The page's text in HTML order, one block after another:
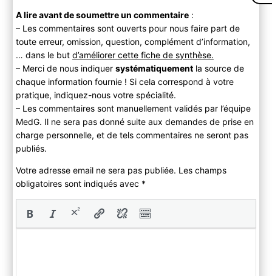
A lire avant de soumettre un commentaire:
– Les commentaires sont ouverts pour nous faire part de
toute erreur, omission, question, complément d’information,
… dans le but d’améliorer cette fiche de synthèse.
– Merci de nous indiquer systématiquementla source de
chaque information fournie ! Si cela correspond à votre
pratique, indiquez-nous votre spécialité.
– Les commentaires sont manuellement validés par l’équipe
MedG. Il ne sera pas donné suite aux demandes de prise en
charge personnelle, et de tels commentaires ne seront pas
publiés.
Votre adresse email ne sera pas publiée. Les champs
obligatoires sont indiqués avec *